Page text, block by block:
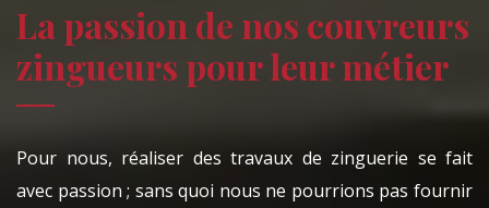
La passion de nos couvreurs
zingueurs pour leur métier
Pour nous, réaliser des travaux de zinguerie se fait
avec passion ; sans quoi nous ne pourrions pas fournir